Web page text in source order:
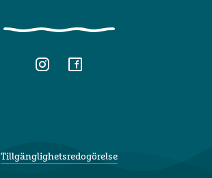
Tillgänglighetsredogörelse